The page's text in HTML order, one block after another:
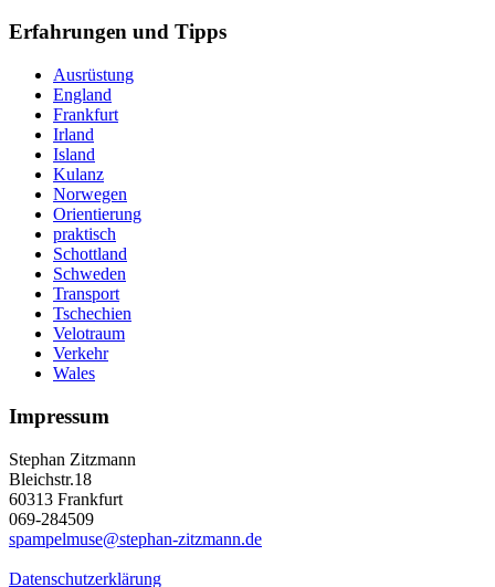
Erfahrungen und Tipps
Ausrüstung
England
Frankfurt
Irland
Island
Kulanz
Norwegen
Orientierung
praktisch
Schottland
Schweden
Transport
Tschechien
Velotraum
Verkehr
Wales
Impressum
Stephan Zitzmann
Bleichstr.18
60313 Frankfurt
069-284509
spampelmuse@stephan-zitzmann.de
Datenschutzerklärung